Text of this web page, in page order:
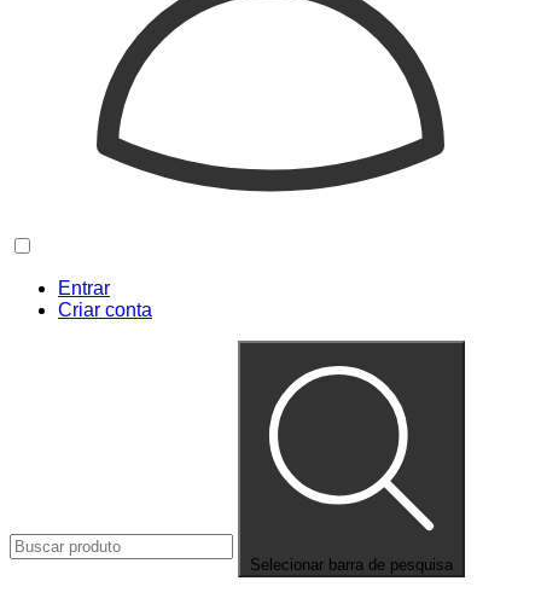
Entrar
Criar conta
Selecionar barra de pesquisa